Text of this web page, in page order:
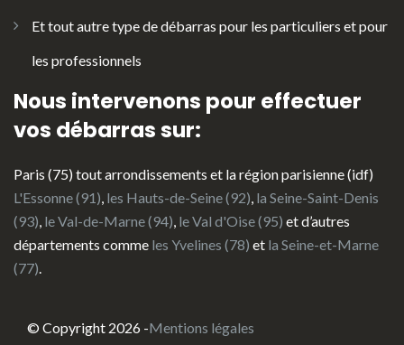
Et tout autre type de débarras pour les particuliers et pour
les professionnels
Nous intervenons pour effectuer
vos débarras sur:
Paris (75) tout arrondissements et la région parisienne (idf)
L'Essonne (91), les Hauts-de-Seine (92), la Seine-Saint-Denis
(93), le Val-de-Marne (94), le Val d'Oise (95) et d’autres
départements comme les Yvelines (78) et la Seine-et-Marne
(77).
© Copyright 2026 -Mentions légales